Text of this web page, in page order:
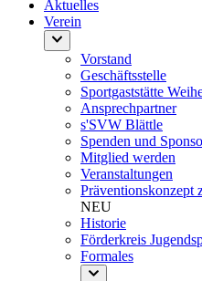
Aktuelles
Verein
Vorstand
Geschäftsstelle
Sportgaststätte
Ansprechpartner
s'SVW Blättle
Spenden und
Mitglied werden
Veranstaltungen
Präventionskonzept
NEU
Historie
Förderkreis
Formales